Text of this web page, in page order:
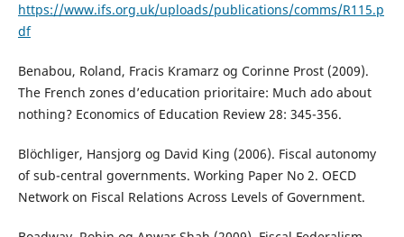
https://www.ifs.org.uk/uploads/publications/comms/R115.p
df
Benabou, Roland, Fracis Kramarz og Corinne Prost (2009).
The French zones d’education prioritaire: Much ado about
nothing? Economics of Education Review 28: 345-356.
Blöchliger, Hansjorg og David King (2006). Fiscal autonomy
of sub-central governments. Working Paper No 2. OECD
Network on Fiscal Relations Across Levels of Government.